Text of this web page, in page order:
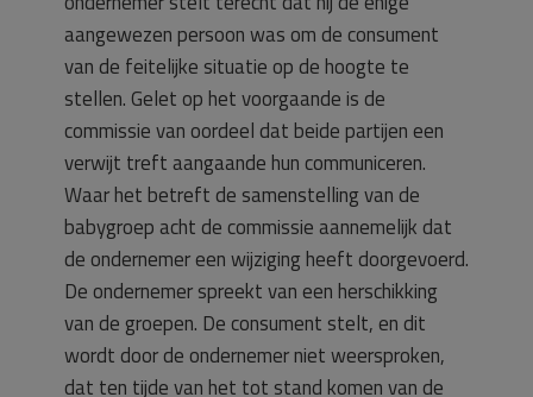
aangewezen persoon was om de consument
van de feitelijke situatie op de hoogte te
stellen. Gelet op het voorgaande is de
commissie van oordeel dat beide partijen een
verwijt treft aangaande hun communiceren.
Waar het betreft de samenstelling van de
babygroep acht de commissie aannemelijk dat
de ondernemer een wijziging heeft doorgevoerd.
De ondernemer spreekt van een herschikking
van de groepen. De consument stelt, en dit
wordt door de ondernemer niet weersproken,
dat ten tijde van het tot stand komen van de